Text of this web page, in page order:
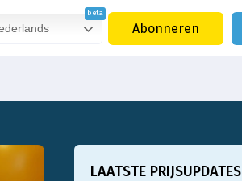
Abonneren
LAATSTE PRIJSUPDATES